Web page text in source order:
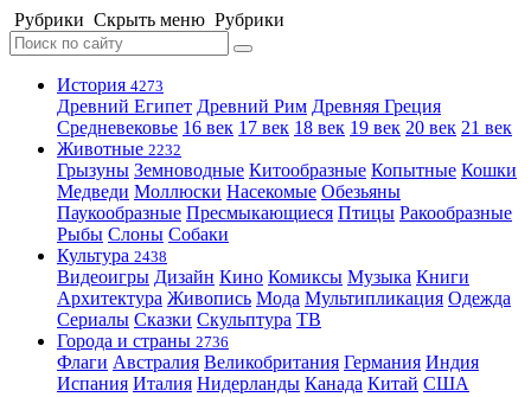
Рубрики Скрыть меню Рубрики
История 4273
Древний Египет Древний Рим Древняя Греция
Средневековье 16 век 17 век 18 век 19 век 20 век 21 век
Животные 2232
Грызуны Земноводные Китообразные Копытные Кошки
Медведи Моллюски Насекомые Обезьяны
Паукообразные Пресмыкающиеся Птицы Ракообразные
Рыбы Слоны Собаки
Культура 2438
Видеоигры Дизайн Кино Комиксы Музыка Книги
Архитектура Живопись Мода Мультипликация Одежда
Сериалы Сказки Скульптура ТВ
Города и страны 2736
Флаги Австралия Великобритания Германия Индия
Испания Италия Нидерланды Канада Китай США